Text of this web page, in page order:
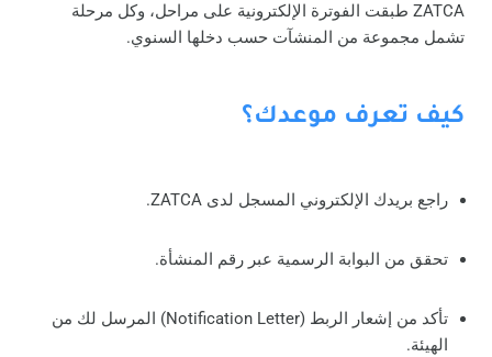
ZATCA طبقت الفوترة الإلكترونية على مراحل، وكل مرحلة
تشمل مجموعة من المنشآت حسب دخلها السنوي.
كيف تعرف موعدك؟
راجع بريدك الإلكتروني المسجل لدى ZATCA.
تحقق من البوابة الرسمية عبر رقم المنشأة.
تأكد من إشعار الربط (Notification Letter) المرسل لك من
الهيئة.